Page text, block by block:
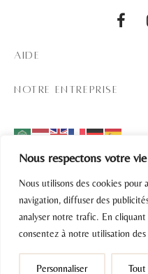
Nous respectons votre
Nous utilisons des cookies pour
navigation, diffuser des
analyser notre trafic. En
consentez à notre utilisation des
Personnaliser
AIDE
NOTRE ENTREPRISE
Politique